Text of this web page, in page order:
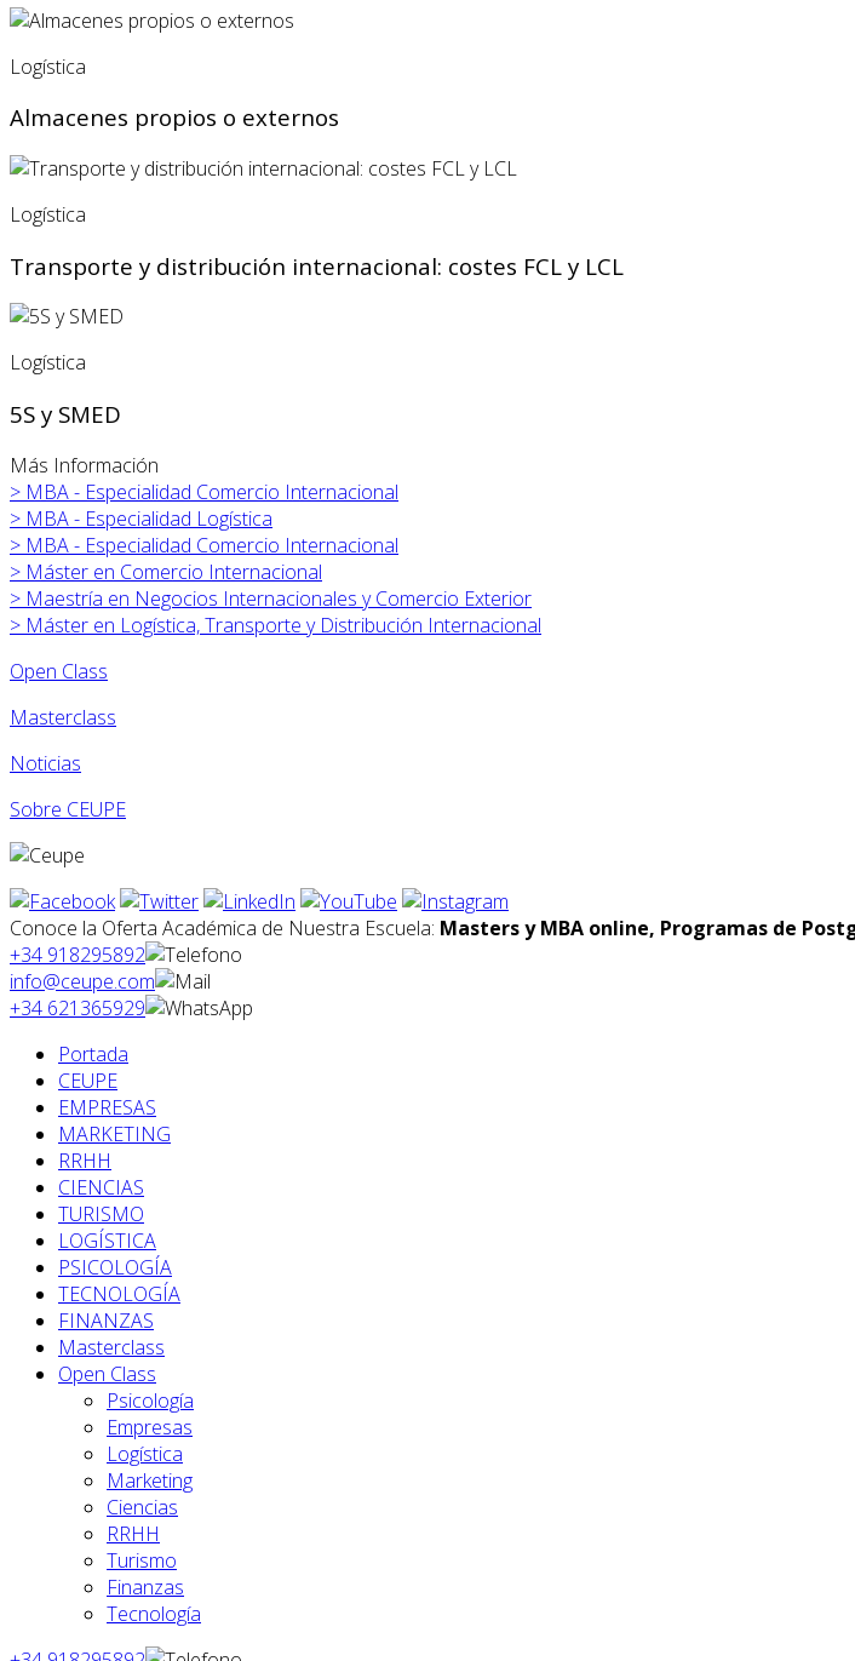
Logística
Almacenes propios o externos
Logística
Transporte y distribución internacional: costes FCL y LCL
Logística
5S y SMED
Más Información
> MBA - Especialidad Comercio Internacional
> MBA - Especialidad Logística
> MBA - Especialidad Comercio Internacional
> Máster en Comercio Internacional
> Maestría en Negocios Internacionales y Comercio Exterior
> Máster en Logística, Transporte y Distribución Internacional
Open Class
Masterclass
Noticias
Sobre CEUPE
Conoce la Oferta Académica de Nuestra Escuela: Masters y MBA online, Programas de
+34 918295892
info@ceupe.com
+34 621365929
Portada
CEUPE
EMPRESAS
MARKETING
RRHH
CIENCIAS
TURISMO
LOGÍSTICA
PSICOLOGÍA
TECNOLOGÍA
FINANZAS
Masterclass
Open Class
Psicología
Empresas
Logística
Marketing
Ciencias
RRHH
Turismo
Finanzas
Tecnología